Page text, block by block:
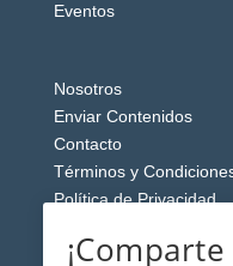
Eventos
Nosotros
Enviar Contenidos
Contacto
Términos y
Política de Privacidad